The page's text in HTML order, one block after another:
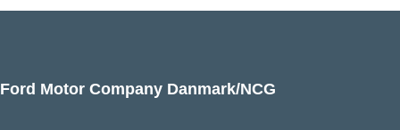
Ford Motor Company Danmark/NCG